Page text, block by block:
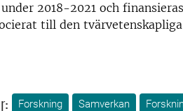
2018-2021 och
till den
Forskning Samverkan